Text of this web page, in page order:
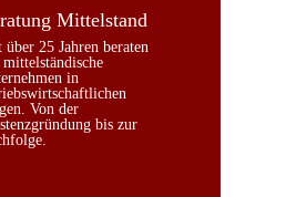
Mittelstand
über 25 Jahren beraten
in
Von der
bis zur